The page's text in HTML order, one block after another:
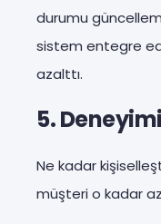
durumu
sistem entegre
azalttı.
5.
Ne kadar
müşteri o kadar